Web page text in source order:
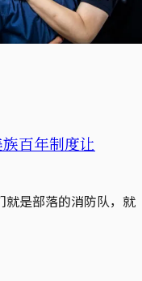
百年制度让
就是部落的消防队，就